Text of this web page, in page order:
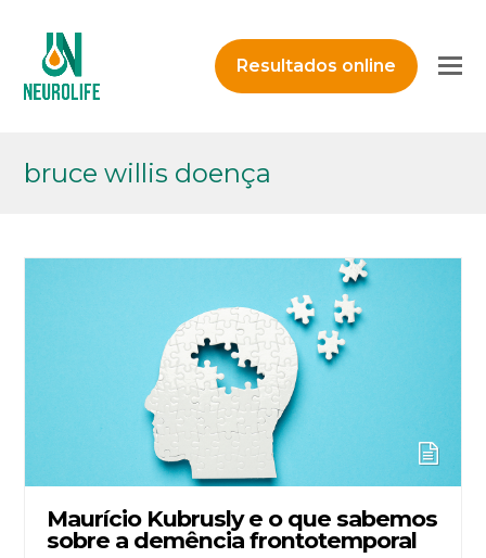
Resultados online
bruce willis doença
Maurício Kubrusly e o que sabemos
sobre a demência frontotemporal